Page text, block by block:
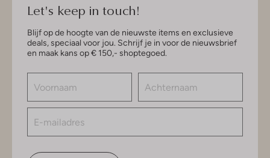
Let's keep in touch!
Blijf op de hoogte van de nieuwste items en exclusieve
deals, speciaal voor jou. Schrijf je in voor de nieuwsbrief
en maak kans op € 150,- shoptegoed.